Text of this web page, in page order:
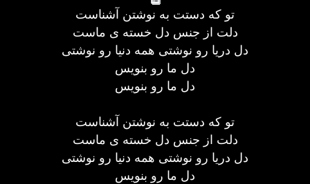
تو که دستت به نوشتن آشناست
دلت از جنس دل خسته ی ماست
دل دریا رو نوشتی همه دنیا رو نوشتی
دل ما رو بنویس
دل ما رو بنویس
تو که دستت به نوشتن آشناست
دلت از جنس دل خسته ی ماست
دل دریا رو نوشتی همه دنیا رو نوشتی
دل ما رو بنویس